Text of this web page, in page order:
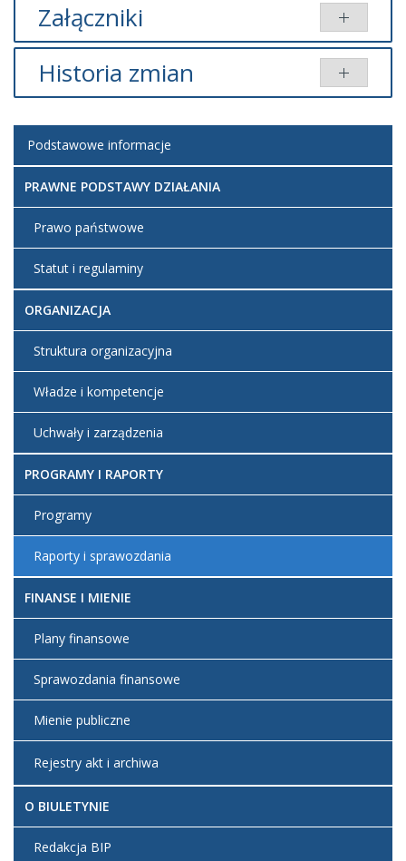
Załączniki
Brak załączników.
Historia zmian
Artykuł
został
zmieniony.
środa,
07 luty
2018
13:16
Administrator
Artykuł
został
zmieniony.
środa,
2018
13:16
Podstawowe informacje
PRAWNE PODSTAWY DZIAŁANIA
Prawo państwowe
Statut i regulaminy
ORGANIZACJA
Struktura organizacyjna
Władze i kompetencje
Uchwały i zarządzenia
PROGRAMY I RAPORTY
Programy
Raporty i sprawozdania
FINANSE I MIENIE
Plany finansowe
Sprawozdania finansowe
Mienie publiczne
Rejestry akt i archiwa
O BIULETYNIE
Redakcja BIP